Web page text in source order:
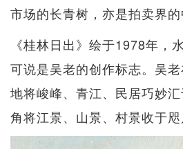
市场的长青树，亦是拍卖界的
《桂林日出》绘于1978年，
可说是吴老的创作标志。吴
地将峻峰、青江、民居巧妙
角将江景、山景、村景收于咫